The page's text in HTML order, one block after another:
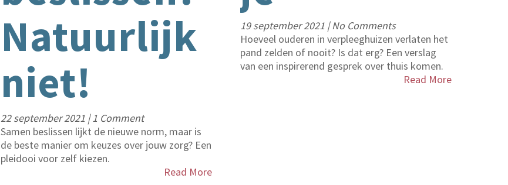
Natuurlijk
niet!
22 september 2021 |1 Comment
Samen beslissen lijkt de nieuwe norm, maar is
de beste manier om keuzes over jouw zorg? Een
pleidooi voor zelf kiezen.
Read More
19 september 2021 |No Comments
Hoeveel ouderen in verpleeghuizen verlaten het
pand zelden of nooit? Is dat erg? Een verslag
van een inspirerend gesprek over thuis komen.
Read More